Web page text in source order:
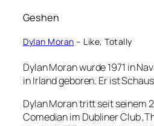
Geshen
Dylan Moran – Like, Totally
Dylan Moran wurde 1971 in
in Irland geboren. Er ist
Dylan Moran tritt seit seinem
Comedian im Dubliner Club